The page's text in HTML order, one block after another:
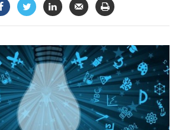
Facebook
TwitterLinkedInVerzenden
Printen